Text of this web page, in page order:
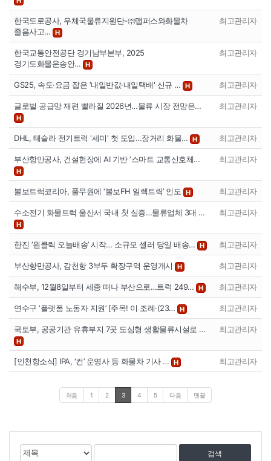
한국도로공사, 우체국물류지원단-㈜맵퍼스와화물차
졸음사고… H
최고관리자
한국교통안전공단 경기남부본부, 2025
경기도화물운송안… H
최고관리자
GS25, 속도·요금 잡은 ‘내일반값·내일택배' 신규 … H 최고관리자
글로벌 공급망 재편 빨라질 2026년…물류 시장 전망은…
H
최고관리자
DHL, 테슬라 전기트럭 '세미' 첫 도입…장거리 화물… H 최고관리자
부산항만공사, 건설현장에 AI 기반 ‘스마트 교통신호체…
H
최고관리자
볼보트럭코리아, 풀무원에 ‘볼보FH 일렉트릭’ 인도 H 최고관리자
수소전기 화물트럭 울산서 국내 첫 실증…물류업체 3대 …
H
최고관리자
한진 ‘원클릭 오늘배송’ 시작… 소규모 셀러 당일 배송… H 최고관리자
부산항만공사, 감천항 3부두 확장구역 운영개시 H 최고관리자
해수부, 12월8일부터 세종 떠나 부산으로…트럭 249… H 최고관리자
연수구 ‘플랫폼 노동자 지원’ [주목! 이 조례·(23… H 최고관리자
국토부, 공공기관 유휴부지 7곳 도심형 생활물류시설로 …
H
최고관리자
[인천항소식] IPA, ‘컨’ 운영사 등 화물차 기사 … H 최고관리자
처음 1 2 3 4 5 다음 맨끝
게검
색
검